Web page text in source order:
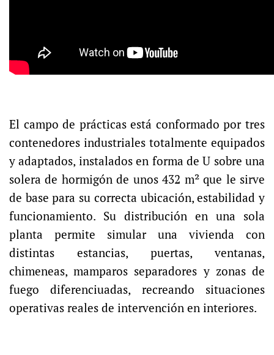
El campo de prácticas está conformado por tres
contenedores industriales totalmente equipados
y adaptados, instalados en forma de U sobre una
solera de hormigón de unos 432 m² que le sirve
de base para su correcta ubicación, estabilidad y
funcionamiento. Su distribución en una sola
planta permite simular una vivienda con
distintas estancias, puertas, ventanas,
chimeneas, mamparos separadores y zonas de
fuego diferenciuadas, recreando situaciones
operativas reales de intervención en interiores.